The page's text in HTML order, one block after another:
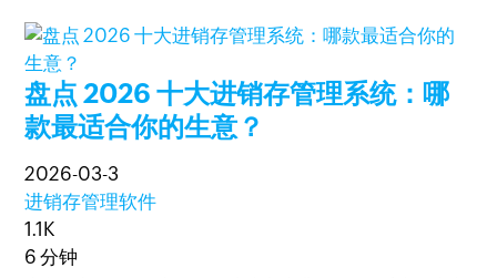
盘点 2026 十大进销存管理系统：哪
款最适合你的生意？
2026-03-3
进销存管理软件
1.1K
6 分钟